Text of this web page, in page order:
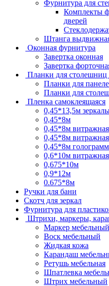
Фурнитура для
Комплекты
дверей
Штанга
Оконная фурнитура
Завертка оконная
Завертка
Планки для столешниц
Планки для
Планки для
Пленка самоклеящаяся
0,45*13,5м
0,45*8м
0,45*8м витражная
0,45*8м
0,45*8м
0,6*10м витражная
0,675*10м
0,9*12м
0.675*8м
Ручки для бани
Скотч для зеркал
Фурнитура для
Штрихи, маркеры,
Маркер мебельный
Воск мебельный
Жидкая кожа
Карандаш
Ретушь мебельная
Шпатлевка
Штрих мебельный